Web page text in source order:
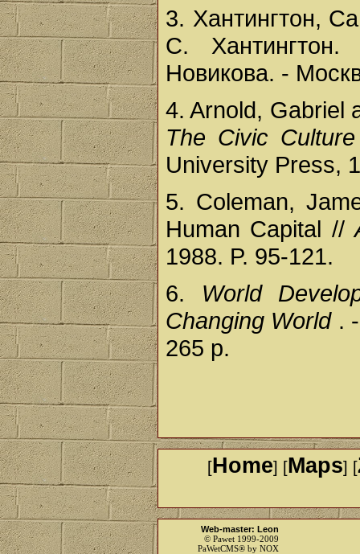
3. Хантингтон,
С.
Новикова. -
4. Arnold, Gabriel
The Civic
University Press,
5. Coleman,
Human Capital //
1988. P. 95-121.
6. World
Changing World .
265 p.
[Home] [Maps] [
Web-master: Leon
© Pawet 1999-2009
PaWetCMS® by NOX